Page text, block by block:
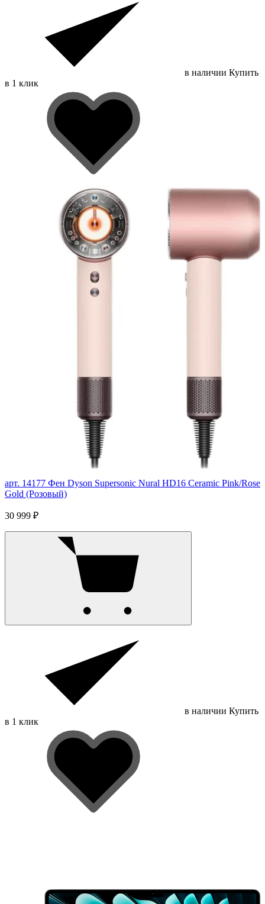
в наличии Купить
в 1 клик
арт. 14177 Фен Dyson Supersonic Nural HD16 Ceramic Pink/Rose
Gold (Розовый)
30 999 ₽
в наличии Купить
в 1 клик